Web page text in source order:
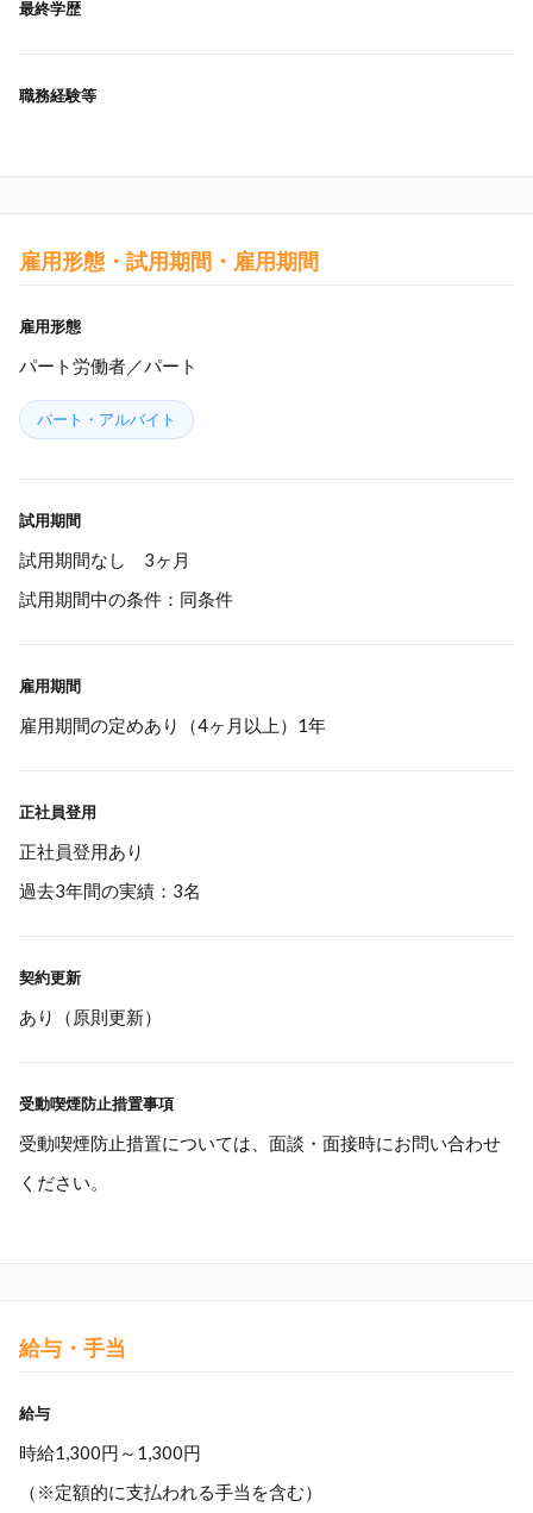
最終学歴
職務経験等
雇用形態・試用期間・雇用期間
雇用形態
パート労働者／パート
パート・アルバイト
試用期間
試用期間なし 3ヶ月
試用期間中の条件：同条件
雇用期間
雇用期間の定めあり（4ヶ月以上）1年
正社員登用
正社員登用あり
過去3年間の実績：3名
契約更新
あり（原則更新）
受動喫煙防止措置事項
受動喫煙防止措置については、面談・面接時にお問い合わせ
ください。
給与・手当
給与
時給1,300円～1,300円
（※定額的に支払われる手当を含む）